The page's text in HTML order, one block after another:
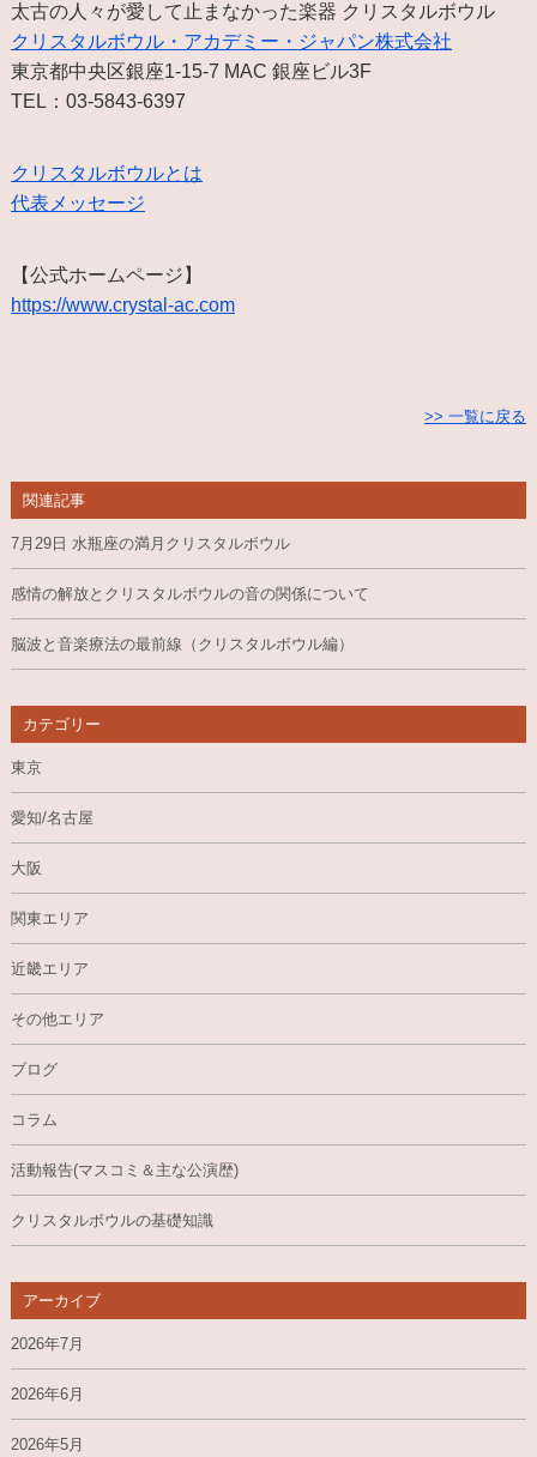
太古の人々が愛して止まなかった楽器 クリスタルボウル
クリスタルボウル・アカデミー・ジャパン株式会社
東京都中央区銀座1-15-7 MAC 銀座ビル3F
TEL：03-5843-6397
クリスタルボウルとは
代表メッセージ
【公式ホームページ】
https://www.crystal-ac.com
>> 一覧に戻る
関連記事
7月29日 水瓶座の満月クリスタルボウル
感情の解放とクリスタルボウルの音の関係について
脳波と音楽療法の最前線（クリスタルボウル編）
カテゴリー
東京
愛知/名古屋
大阪
関東エリア
近畿エリア
その他エリア
ブログ
コラム
活動報告(マスコミ＆主な公演歴)
クリスタルボウルの基礎知識
アーカイブ
2026年7月
2026年6月
2026年5月